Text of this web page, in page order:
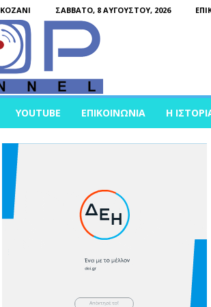
KOZANI ΣΆΒΒΑΤΟ, 8 ΑΥΓΟΎΣΤΟΥ, 2026
YOUTUBE ΕΠΙΚΟΙΝΩΝΊΑ Η